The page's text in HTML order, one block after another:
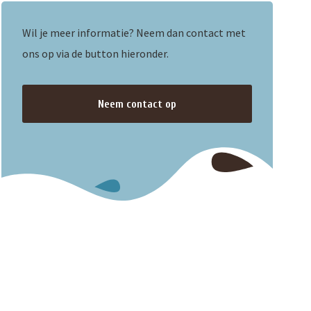
Wil je meer informatie? Neem dan contact met
ons op via de button hieronder.
Neem contact op